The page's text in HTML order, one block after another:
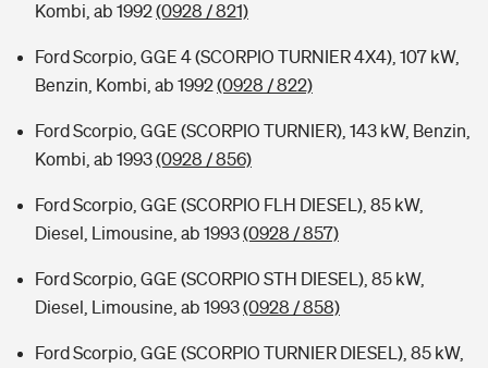
Kombi, ab 1992(0928 / 821)
Ford Scorpio, GGE 4 (SCORPIO TURNIER 4X4), 107 kW,
Benzin, Kombi, ab 1992(0928 / 822)
Ford Scorpio, GGE (SCORPIO TURNIER), 143 kW, Benzin,
Kombi, ab 1993(0928 / 856)
Ford Scorpio, GGE (SCORPIO FLH DIESEL), 85 kW,
Diesel, Limousine, ab 1993(0928 / 857)
Ford Scorpio, GGE (SCORPIO STH DIESEL), 85 kW,
Diesel, Limousine, ab 1993(0928 / 858)
Ford Scorpio, GGE (SCORPIO TURNIER DIESEL), 85 kW,